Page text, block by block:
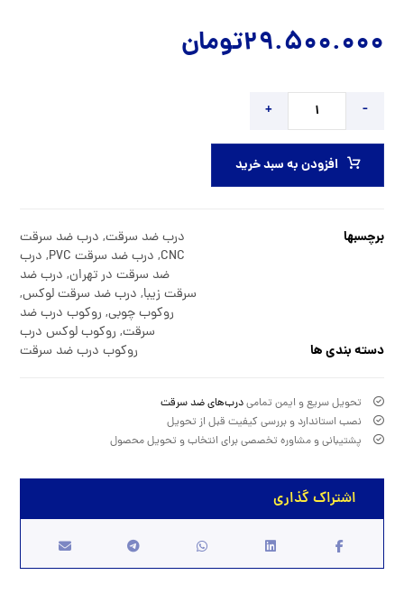
29.500.000تومان
-
+
افزودن به سبد خرید
برچسبها درب ضد سرقت, درب ضد سرقت
CNC
, درب ضد سرقت PVC , درب
ضد سرقت در تهران, درب ضد
سرقت زیبا, درب ضد سرقت لوکس,
روکوب چوبی, روکوب درب ضد
سرقت, روکوب لوکس درب
دسته بندی ها
روکوب درب ضد سرقت
تحویل سریع و ایمن تمامیدرب‌های ضد سرقت
نصب استاندارد و بررسی کیفیت قبل از تحویل
پشتیبانی و مشاوره تخصصی برای انتخاب و تحویل محصول